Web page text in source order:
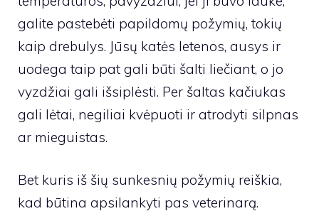
galite pastebėti papildomų požymių, tokių
kaip drebulys. Jūsų katės letenos, ausys ir
uodega taip pat gali būti šalti liečiant, o jo
vyzdžiai gali išsiplėsti. Per šaltas kačiukas
gali lėtai, negiliai kvėpuoti ir atrodyti silpnas
ar mieguistas.
Bet kuris iš šių sunkesnių požymių reiškia,
kad būtina apsilankyti pas veterinarą.